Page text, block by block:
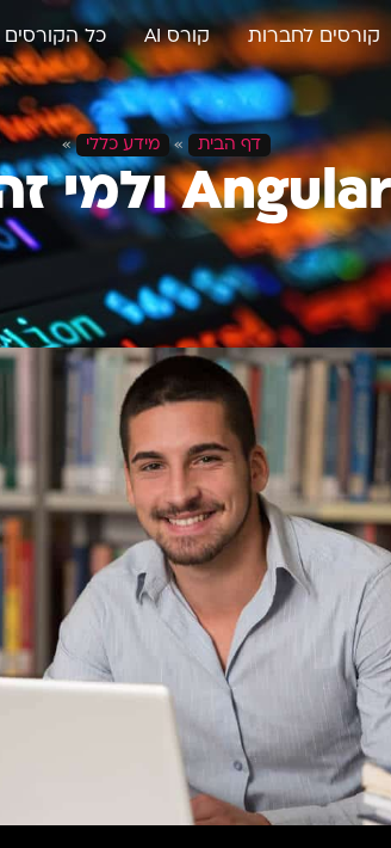
קורסים לחברות קורס AI כל הקורסים
דף הבית » מידע כללי »